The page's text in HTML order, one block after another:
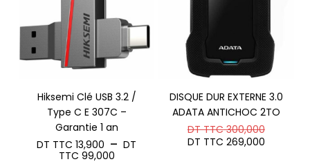
Hiksemi Clé USB 3.2 /
Type C E 307C –
Garantie 1 an
DT TTC 13,900 – DT
TTC 99,000Plage
DISQUE DUR EXTERNE 3.0
ADATA ANTICHOC 2TO
DT TTC300,000Le
prix
DT TTC 269,000Le